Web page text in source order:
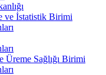
ve İstatistik Birimi
Üreme Sağlığı Birimi